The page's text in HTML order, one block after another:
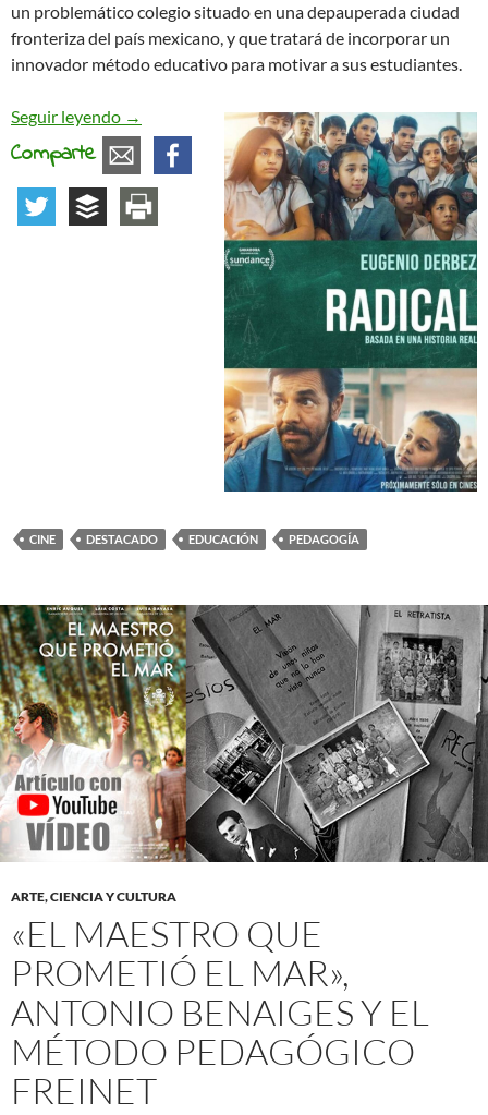
un problemático colegio situado en una depauperada ciudad
fronteriza del país mexicano, y que tratará de incorporar un
innovador método educativo para motivar a sus estudiantes.
Seguir leyendo Radical, a propósito de cine y educación
→
Comparte
CINE DESTACADO EDUCACIÓN PEDAGOGÍA
ARTE, CIENCIA Y CULTURA
«EL MAESTRO QUE
PROMETIÓ EL MAR»,
ANTONIO BENAIGES Y EL
MÉTODO PEDAGÓGICO
FREINET